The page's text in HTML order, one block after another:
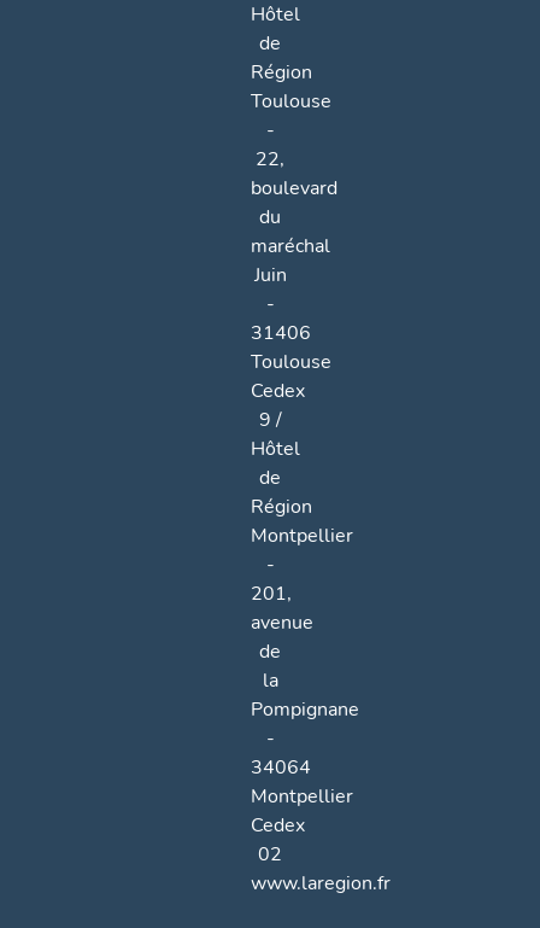
Hôtel
de
Région
Toulouse
-
22,
boulevard
du
maréchal
Juin
-
31406
Toulouse
Cedex
9 /
Hôtel
de
Région
Montpellier
-
201,
avenue
de
la
Pompignane
-
34064
Montpellier
Cedex
02
www.laregion.fr